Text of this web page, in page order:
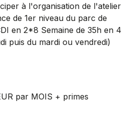
à l'organisation de l'atelier
de 1er niveau du parc de
en 2*8 Semaine de 35h en 4
puis du mardi ou vendredi)
par MOIS + primes